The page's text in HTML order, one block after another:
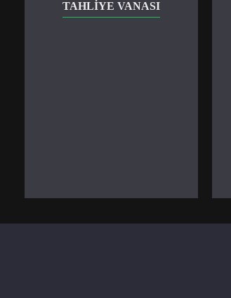
TAHLIYE VANASI